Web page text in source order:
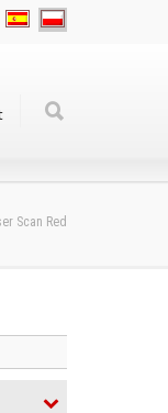
Scan Red